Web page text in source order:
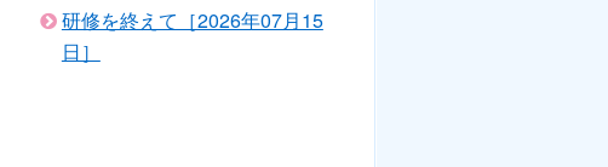
研修を終えて［2026年07月15
日］